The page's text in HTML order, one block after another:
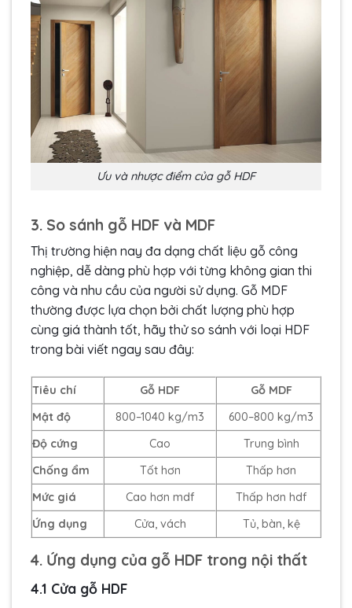
Ưu và nhược điểm của gỗ HDF
3. So sánh gỗ HDF và MDF
Thị trường hiện nay đa dạng chất liệu gỗ công
nghiệp, dễ dàng phù hợp với từng không gian thi
công và nhu cầu của người sử dụng. Gỗ MDF
thường được lựa chọn bởi chất lượng phù hợp
cùng giá thành tốt, hãy thử so sánh với loại HDF
trong bài viết ngay sau đây:
Tiêu chí Gỗ HDF
Gỗ MDF
Mật độ
800–1040 kg/m3
600–800 kg/m3
Độ cứng
Cao
Trung bình
Chống ẩm
Tốt hơn
Thấp hơn
Mức giá
Cao hơn mdf
Thấp hơn hdf
Ứng dụng
Cửa, vách Tủ, bàn, kệ
4. Ứng dụng của gỗ HDF trong nội thất
4.1 Cửa gỗ HDF